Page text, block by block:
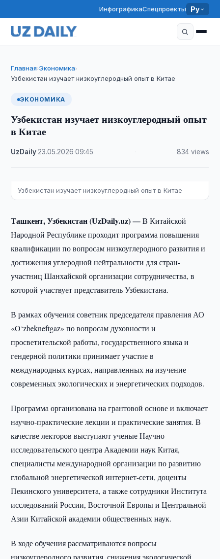
ИнфографикаСпецпроекты Ру
Главная›Экономика›
Узбекистан изучает низкоуглеродный опыт в Китае
ЭКОНОМИКА
Узбекистан изучает низкоуглеродный опыт
в Китае
UzDaily 23.05.2026 ·09:45 834 views
Узбекистан изучает низкоуглеродный опыт в Китае
Ташкент, Узбекистан (UzDaily.uz) —В Китайской
Народной Республике проходит программа повышения
квалификации по вопросам низкоуглеродного развития и
достижения углеродной нейтральности для стран-
участниц Шанхайской организации сотрудничества, в
которой участвует представитель Узбекистана.
В рамках обучения советник председателя правления АО
«O‘zbekneftgaz» по вопросам духовности и
просветительской работы, государственного языка и
гендерной политики принимает участие в
международных курсах, направленных на изучение
современных экологических и энергетических подходов.
Программа организована на грантовой основе и включает
научно-практические лекции и практические занятия. В
качестве лекторов выступают ученые Научно-
исследовательского центра Академии наук Китая,
специалисты международной организации по развитию
глобальной энергетической интернет-сети, доценты
Пекинского университета, а также сотрудники Института
исследований России, Восточной Европы и Центральной
Азии Китайской академии общественных наук.
В ходе обучения рассматриваются вопросы
низкоуглеродного развития, снижения экологической